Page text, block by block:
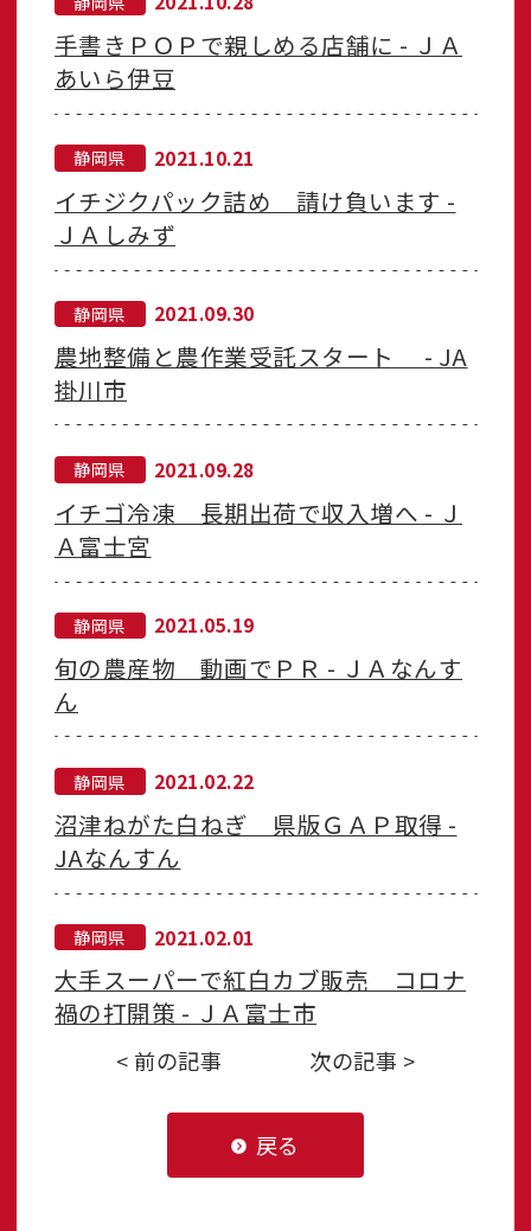
手書きＰＯＰで親しめる店舗に - ＪＡ
あいら伊豆
静岡県 2021.10.21
イチジクパック詰め 請け負います -
ＪＡしみず
静岡県 2021.09.30
農地整備と農作業受託スタート - JA
掛川市
静岡県 2021.09.28
イチゴ冷凍 長期出荷で収入増へ - Ｊ
Ａ富士宮
静岡県 2021.05.19
旬の農産物 動画でＰＲ - ＪＡなんす
ん
静岡県 2021.02.22
沼津ねがた白ねぎ 県版ＧＡＰ取得 -
JAなんすん
静岡県 2021.02.01
大手スーパーで紅白カブ販売 コロナ
禍の打開策 - ＪＡ富士市
< 前の記事 次の記事 >
戻る